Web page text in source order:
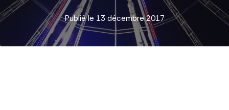
Publié le 13 décembre 2017